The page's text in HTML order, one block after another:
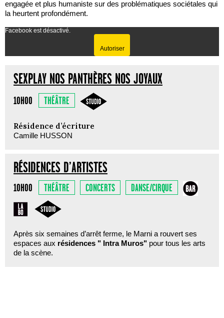
engagée et plus humaniste sur des problématiques sociétales qui
la heurtent profondément.
Facebook est désactivé.
Autoriser
SEXPLAY NOS PANTHÈRES NOS JOYAUX
10H00 THÉÂTRE
Résidence d’écriture
Camille HUSSON
RÉSIDENCES D’ARTISTES
10H00 THÉÂTRE CONCERTS DANSE/CIRQUE
Après six semaines d’arrêt ferme, le Marni a rouvert ses
espaces aux résidences " Intra Muros" pour tous les arts
de la scène.